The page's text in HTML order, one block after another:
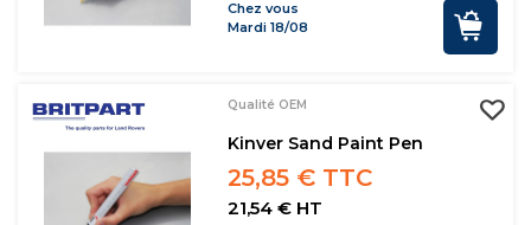
Chez vous
Mardi 18/08
Qualité OEM
Kinver Sand Paint Pen
25,85 € TTC
21,54 € HT